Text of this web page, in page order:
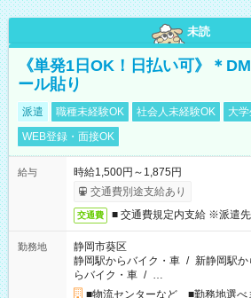
未読
《単発1日OK！日払い可》＊
ール貼り
派遣 職種未経験OK 社会人未経験OK 大
WEB登録・面接OK
給与
時給1,500円～1,875円
交通費別途支給あり
交通費 ■ 交通費規定内支給 ※派遣
勤務地
静岡市葵区
静岡駅からバイク・車 / 新静岡駅
らバイク・車 / …
■物流センターなど ■勤務地選べ